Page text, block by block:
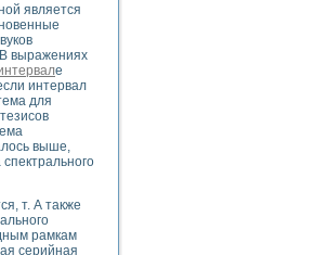
является
выражениях
е
интервал
для
выше,
т. А также
рамкам
серийная